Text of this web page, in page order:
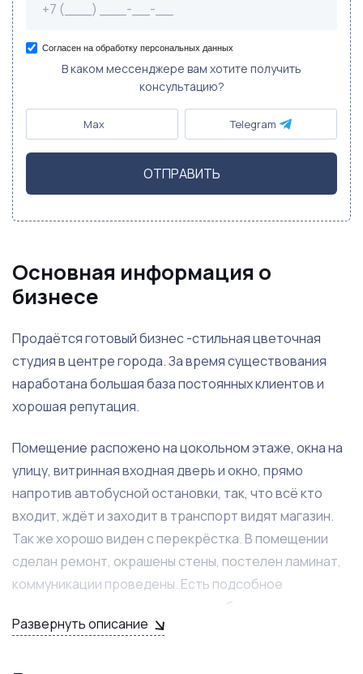
Согласен на обработку персональных данных
В каком мессенджере вам хотите получить
консультацию?
Max Telegram
ОТПРАВИТЬ
Основная информация о
бизнесе
Продаётся готовый бизнес -стильная цветочная
студия в центре города. За время существования
наработана большая база постоянных клиентов и
хорошая репутация.
Помещение распожено на цокольном этаже, окна на
улицу, витринная входная дверь и окно, прямо
напротив автобусной остановки, так, что всё кто
входит, ждёт и заходит в транспорт видят магазин.
Так же хорошо виден с перекрёстка. В помещении
сделан ремонт, окрашены стены, постелен ламинат,
коммуникации проведены. Есть подсобное
помещение, очень эргономично оборудованное,
туалет. Холодильная камера на 1,2*4 метра и 2 в
Развернуть описание